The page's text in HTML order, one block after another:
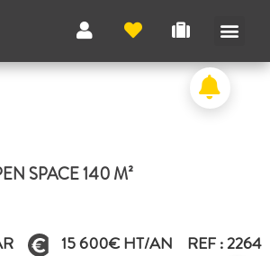
SPACE 140 M²
15 600€ HT/AN REF : 2264